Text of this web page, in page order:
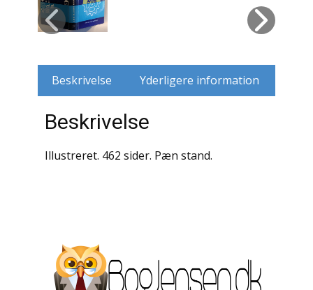
Husdyr
Krige / Slag
Litteraturhistorie
Beskrivelse Yderligere information
Beskrivelse
Illustreret. 462 sider. Pæn stand.